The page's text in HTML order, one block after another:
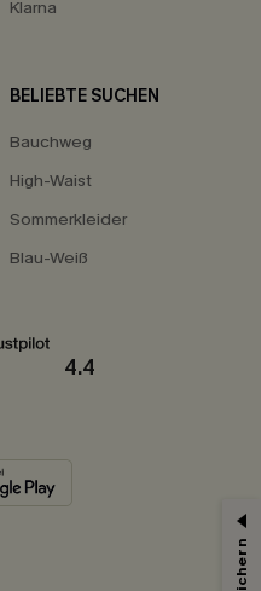
Klarna
BELIEBTE SUCHEN
Bauchweg
High-Waist
Sommerkleider
Blau-Weiß
4.4